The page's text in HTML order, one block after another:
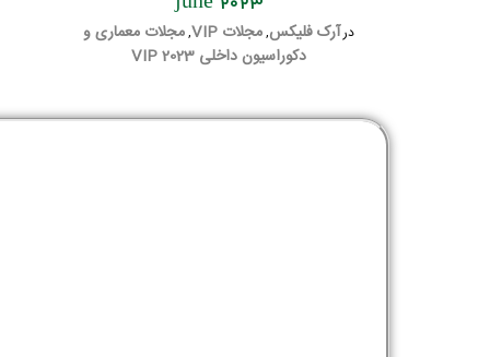
درآرک فلیکس,مجلات VIP ,مجلات معماری و
دکوراسیون داخلی 2023 VIP